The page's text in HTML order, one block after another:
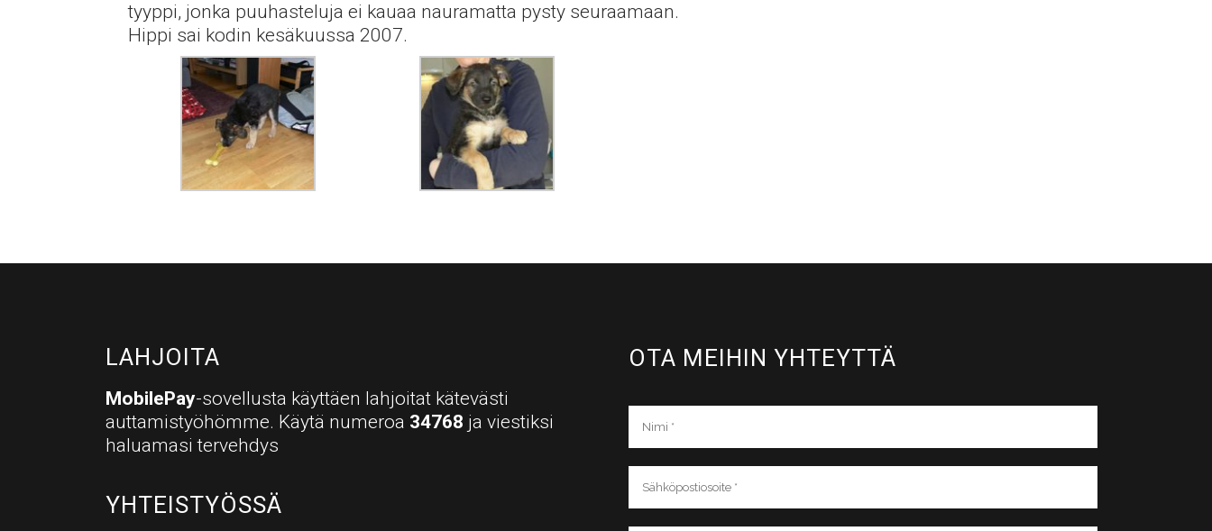
tyyppi, jonka puuhasteluja ei kauaa nauramatta pysty seuraamaan.
Hippi sai kodin kesäkuussa 2007.
LAHJOITA
MobilePay-sovellusta käyttäen lahjoitat kätevästi
auttamistyöhömme. Käytä numeroa 34768 ja viestiksi
haluamasi tervehdys
YHTEISTYÖSSÄ
OTA MEIHIN YHTEYTTÄ​